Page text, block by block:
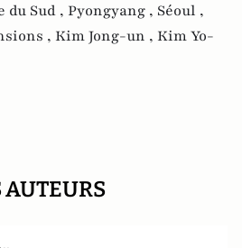
du Sud , Pyongyang , Séoul ,
, Kim Jong-un , Kim Yo-
AUTEURS